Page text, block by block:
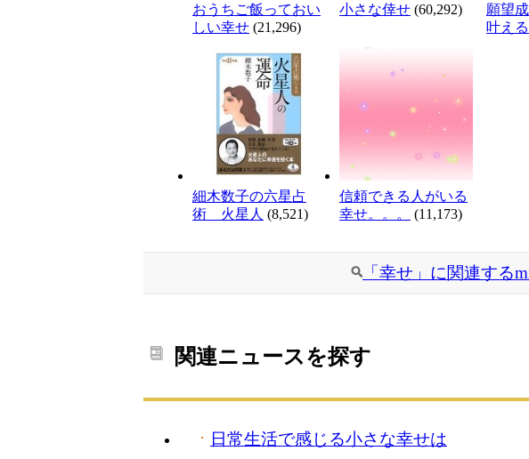
おうちご飯っておい
しい幸せ (21,296)
小さな倖せ (60,292)
願望
叶え
細木数子の六星占
術 火星人 (8,521)
信頼できる人がいる
幸せ。。。
(11,173)
「幸せ」に関連する
関連ニュースを探す
日常生活で感じる小さな幸せは